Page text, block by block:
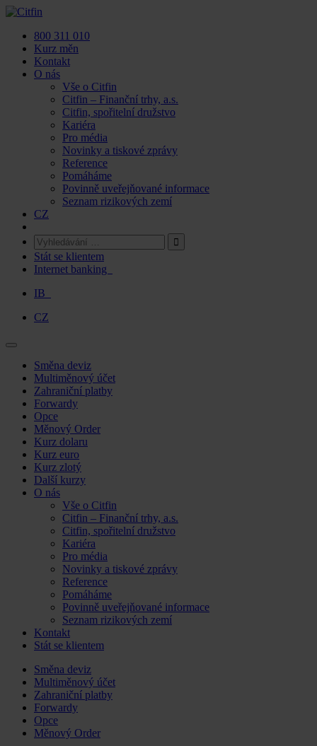
Skip
content800 311 010
Kurz měn
Kontakt
O nás
Vše o Citfin
Citfin – Finanční trhy, a.s.
Citfin, spořitelní družstvo
Kariéra
Pro média
Novinky a tiskové zprávy
Reference
Pomáháme
Povinně uveřejňované informace
Seznam rizikových zemí
CZ
Stát se klientem
Internet banking
IB
CZ
Skip
content
Směna deviz
Multiměnový účet
Zahraniční platby
Forwardy
Opce
Měnový Order
Kurz dolaru
Kurz euro
Kurz zlotý
Další kurzy
O nás
Vše o Citfin
Citfin – Finanční trhy, a.s.
Citfin, spořitelní družstvo
Kariéra
Pro média
Novinky a tiskové zprávy
Reference
Pomáháme
Povinně uveřejňované informace
Seznam rizikových zemí
Kontakt
Stát se klientem
Skip
content
Směna deviz
Multiměnový účet
Zahraniční platby
Forwardy
Opce
Měnový Order